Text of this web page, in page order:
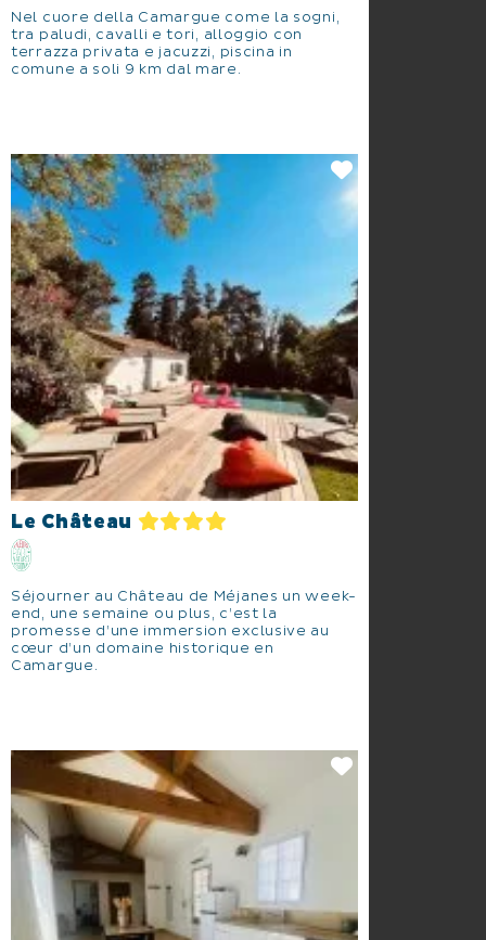
Nel cuore della Camargue come la sogni,
tra paludi, cavalli e tori, alloggio con
terrazza privata e jacuzzi, piscina in
comune a soli 9 km dal mare.
Le Château
Séjourner au Château de Méjanes un week-
end, une semaine ou plus, c’est la
promesse d’une immersion exclusive au
cœur d’un domaine historique en
Camargue.